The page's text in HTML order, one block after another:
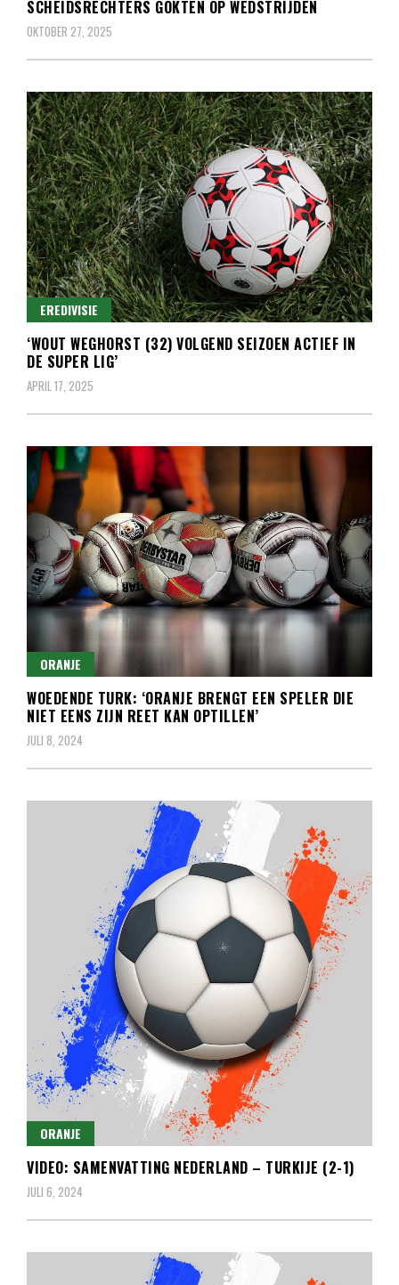
SCHEIDSRECHTERS GOKTEN OP WEDSTRIJDEN
OKTOBER 27, 2025
EREDIVISIE
‘WOUT WEGHORST (32) VOLGEND SEIZOEN ACTIEF IN
DE SUPER LIG’
APRIL 17, 2025
ORANJE
WOEDENDE TURK: ‘ORANJE BRENGT EEN SPELER DIE
NIET EENS ZIJN REET KAN OPTILLEN’
JULI 8, 2024
ORANJE
VIDEO: SAMENVATTING NEDERLAND – TURKIJE (2-1)
JULI 6, 2024